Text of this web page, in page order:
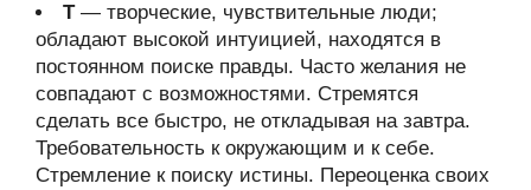
Т— творческие, чувствительные люди;
обладают высокой интуицией, находятся в
постоянном поиске правды. Часто желания не
совпадают с возможностями. Стремятся
сделать все быстро, не откладывая на завтра.
Требовательность к окружающим и к себе.
Стремление к поиску истины. Переоценка своих